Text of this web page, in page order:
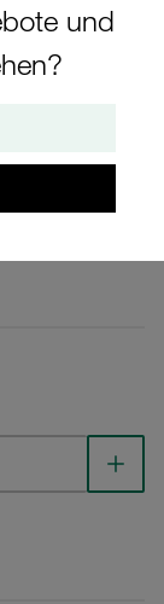
und
Gr.
Platte,